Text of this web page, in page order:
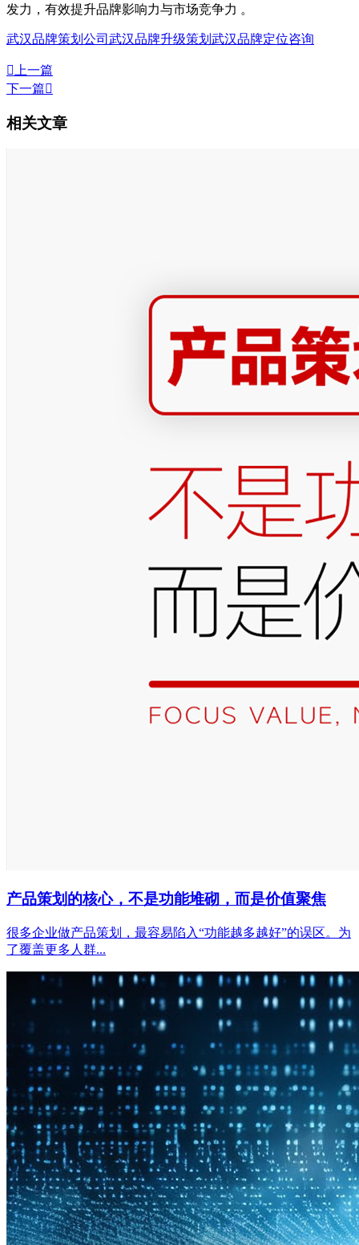
发力，有效提升品牌影响力与市场竞争力 。
武汉品牌策划公司 武汉品牌升级策划 武汉品牌定位咨询
 上一篇
下一篇
相关文章
产品策划的核心，不是功能堆砌，而是价值聚焦
很多企业做产品策划，最容易陷入“功能越多越好”的误区。为
了覆盖更多人群...